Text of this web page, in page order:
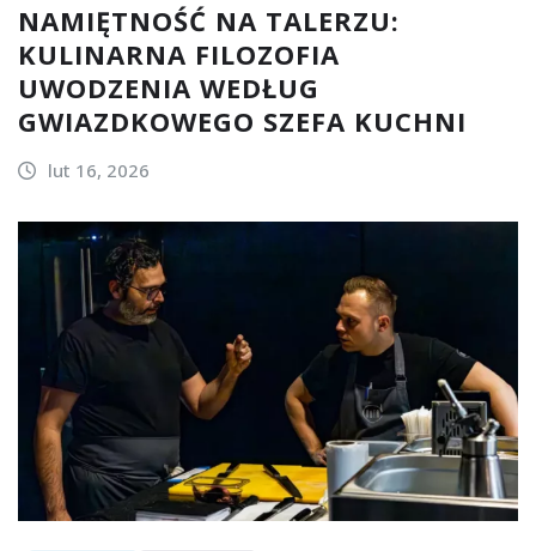
NAMIĘTNOŚĆ NA TALERZU:
KULINARNA FILOZOFIA
UWODZENIA WEDŁUG
GWIAZDKOWEGO SZEFA KUCHNI
lut 16, 2026